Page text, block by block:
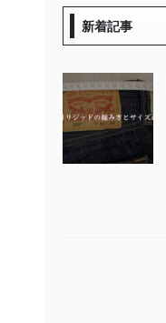
新着記事